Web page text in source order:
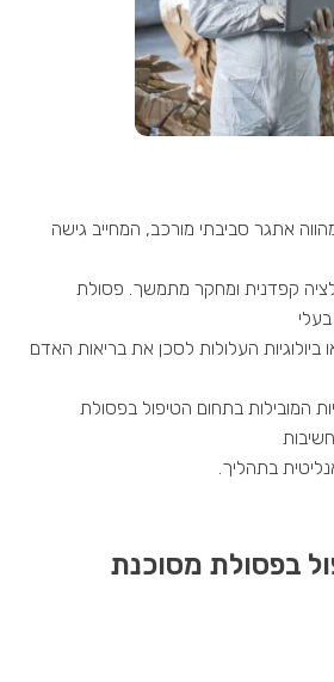
אתגר סביבתי מורכב, המחייב גישה
קפדנית ומחקר מתמשך. פסולת
ביולוגיות העלולות לסכן את בריאות האדם
המובילות בתחום הטיפול בפסולת
בתהליך.
בפסולת מסוכנת